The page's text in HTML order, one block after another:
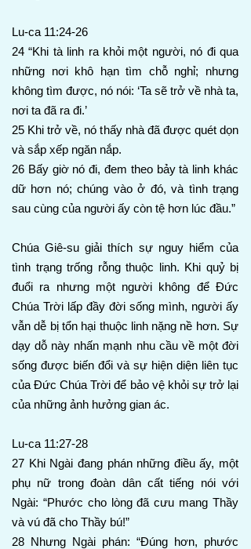
Lu-ca 11:24-26
24 “Khi tà linh ra khỏi một người, nó đi qua
những nơi khô hạn tìm chỗ nghỉ; nhưng
không tìm được, nó nói: ‘Ta sẽ trở về nhà ta,
nơi ta đã ra đi.’
25 Khi trở về, nó thấy nhà đã được quét dọn
và sắp xếp ngăn nắp.
26 Bấy giờ nó đi, đem theo bảy tà linh khác
dữ hơn nó; chúng vào ở đó, và tình trạng
sau cùng của người ấy còn tệ hơn lúc đầu.”
Chúa Giê-su giải thích sự nguy hiểm của
tình trạng trống rỗng thuộc linh. Khi quỷ bị
đuổi ra nhưng một người không để Đức
Chúa Trời lấp đầy đời sống mình, người ấy
vẫn dễ bị tổn hại thuộc linh nặng nề hơn. Sự
dạy dỗ này nhấn mạnh nhu cầu về một đời
sống được biến đổi và sự hiện diện liên tục
của Đức Chúa Trời để bảo vệ khỏi sự trở lại
của những ảnh hưởng gian ác.
Lu-ca 11:27-28
27 Khi Ngài đang phán những điều ấy, một
phụ nữ trong đoàn dân cất tiếng nói với
Ngài: “Phước cho lòng đã cưu mang Thầy
và vú đã cho Thầy bú!”
28 Nhưng Ngài phán: “Đúng hơn, phước